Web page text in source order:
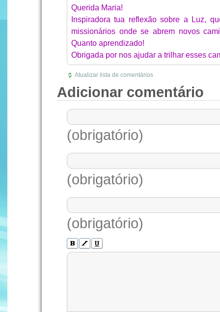
Querida Maria!
Inspiradora tua reflexão sobre a Luz,
missionários onde se abrem novos
Quanto aprendizado!
Obrigada por nos ajudar a trilhar esses
Atualizar lista de comentários
Adicionar comentário
(obrigatório)
(obrigatório)
(obrigatório)